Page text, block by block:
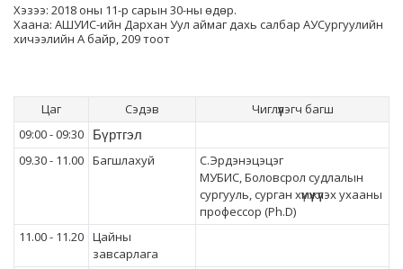
Хэзээ: 2018 оны 11-р сарын 30-ны өдөр.
Хаана: АШУИС-ийн Дархан Уул аймаг дахь салбар АУСургуулийн
хичээлийн А байр, 209 тоот
Цаг Сэдэв
Чиглүүлэгч багш
09:00 - 09:30
Бүртгэл
09.30 - 11.00 Багшлахуй
С.Эрдэнэцэцэг
МУБИС, Боловсрол судлалын
сургууль, сурган хүмүүжүүлэх ухааны
профессор (Ph.D)
11.00 - 11.20 Цайны
завсарлага